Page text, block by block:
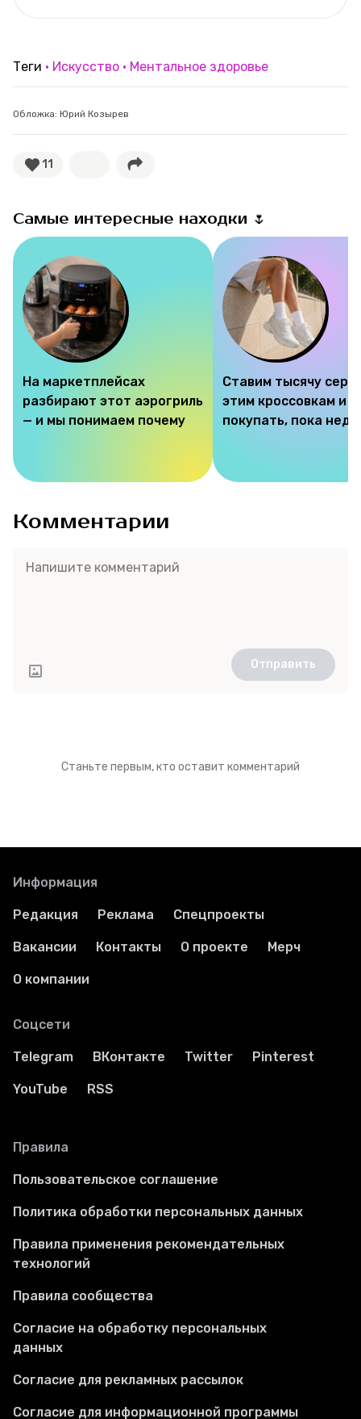
Теги Искусство Ментальное здоровье
Обложка: Юрий Козырев
11
Самые интересные находки 🌷
На маркетплейсах
разбирают этот аэрогриль
— и мы понимаем почему
Ставим тысячу
этим кроссовкам и
покупать, пока
Комментарии
Отправить
Станьте первым, кто оставит комментарий
Информация
Редакция Реклама Спецпроекты
Вакансии Контакты О проекте Мерч
О компании
Соцсети
Telegram ВКонтакте Twitter Pinterest
YouTube RSS
Правила
Пользовательское соглашение
Политика обработки персональных данных
Правила применения рекомендательных
технологий
Правила сообщества
Согласие на обработку персональных
данных
Согласие для рекламных рассылок
Согласие для информационной программы